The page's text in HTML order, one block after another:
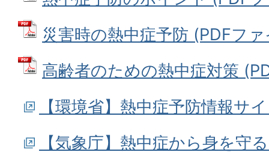
災害時の熱中症予防 (PDFファ
高齢者のための熱中症対策
【環境省】熱中症予防情報サ
【気象庁】熱中症から身を守